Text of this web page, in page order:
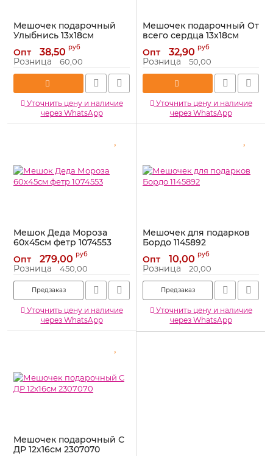
Мешочек подарочный
Улыбнись 13х18см
Артикул: 1965499
Опт 38,50 руб
Розница 60,00
Уточнить цену и наличие
через WhatsApp
Мешочек подарочный От
всего сердца 13х18см
Артикул: 1965495
Опт 32,90 руб
Розница 50,00
Уточнить цену и наличие
через WhatsApp
Мешок Деда Мороза
60х45см фетр 1074553
Артикул: 1074553
Опт 279,00 руб
Розница 450,00
Предзаказ
Уточнить цену и наличие
через WhatsApp
Мешочек для подарков
Бордо 1145892
Артикул: 1145892
Опт 10,00 руб
Розница 20,00
Предзаказ
Уточнить цену и наличие
через WhatsApp
Мешочек подарочный С
ДР 12х16см 2307070